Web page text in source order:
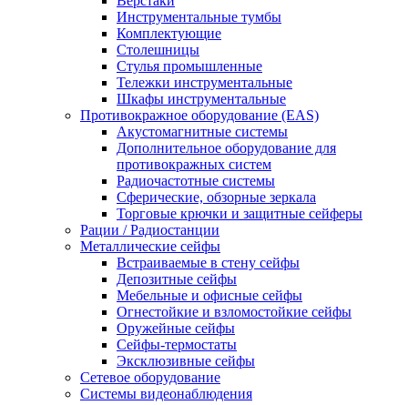
Инструментальные тумбы
Комплектующие
Столешницы
Стулья промышленные
Тележки инструментальные
Шкафы инструментальные
Противокражное оборудование (EAS)
Акустомагнитные системы
Дополнительное оборудование для
противокражных систем
Радиочастотные системы
Сферические, обзорные зеркала
Торговые крючки и защитные сейферы
Рации / Радиостанции
Металлические сейфы
Встраиваемые в стену сейфы
Депозитные сейфы
Мебельные и офисные сейфы
Огнестойкие и взломостойкие сейфы
Оружейные сейфы
Сейфы-термостаты
Эксклюзивные сейфы
Сетевое оборудование
Системы видеонаблюдения